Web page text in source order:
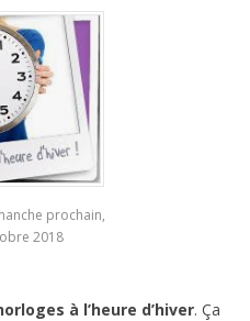
prochain,
2018
à l’heure d’hiver. Ça